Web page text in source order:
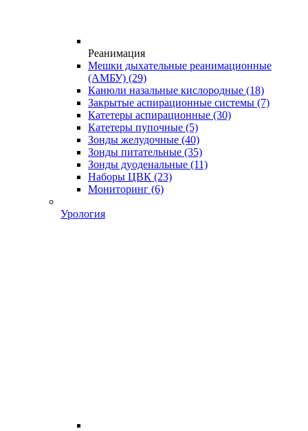
Реанимация
Мешки дыхательные реанимационные
(АМБУ) (29)
Канюли назальные кислородные (18)
Закрытые аспирационные системы (7)
Катетеры аспирационные (30)
Катетеры пупочные (5)
Зонды желудочные (40)
Зонды питательные (35)
Зонды дуоденальные (11)
Наборы ЦВК (23)
Мониторинг (6)
Урология